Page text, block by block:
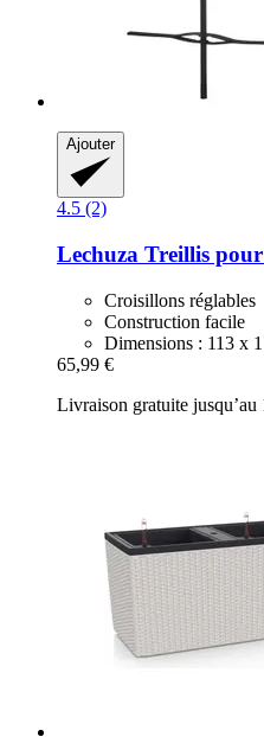
Ajouter
4.5 (2)
Lechuza Treillis
Croisillons réglables
Construction facile
Dimensions : 113 x
65,99 €
Livraison gratuite jusqu’au